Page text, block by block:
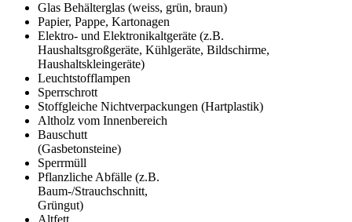
Glas Behälterglas (weiss, grün, braun)
Papier, Pappe, Kartonagen
Elektro- und Elektronikaltgeräte (z.B.
Haushaltsgroßgeräte, Kühlgeräte, Bildschirme,
Haushaltskleingeräte)
Leuchtstofflampen
Sperrschrott
Stoffgleiche Nichtverpackungen (Hartplastik)
Altholz vom Innenbereich
Bauschutt
(Gasbetonsteine)
Sperrmüll
Pflanzliche Abfälle (z.B.
Baum-/Strauchschnitt,
Grüngut)